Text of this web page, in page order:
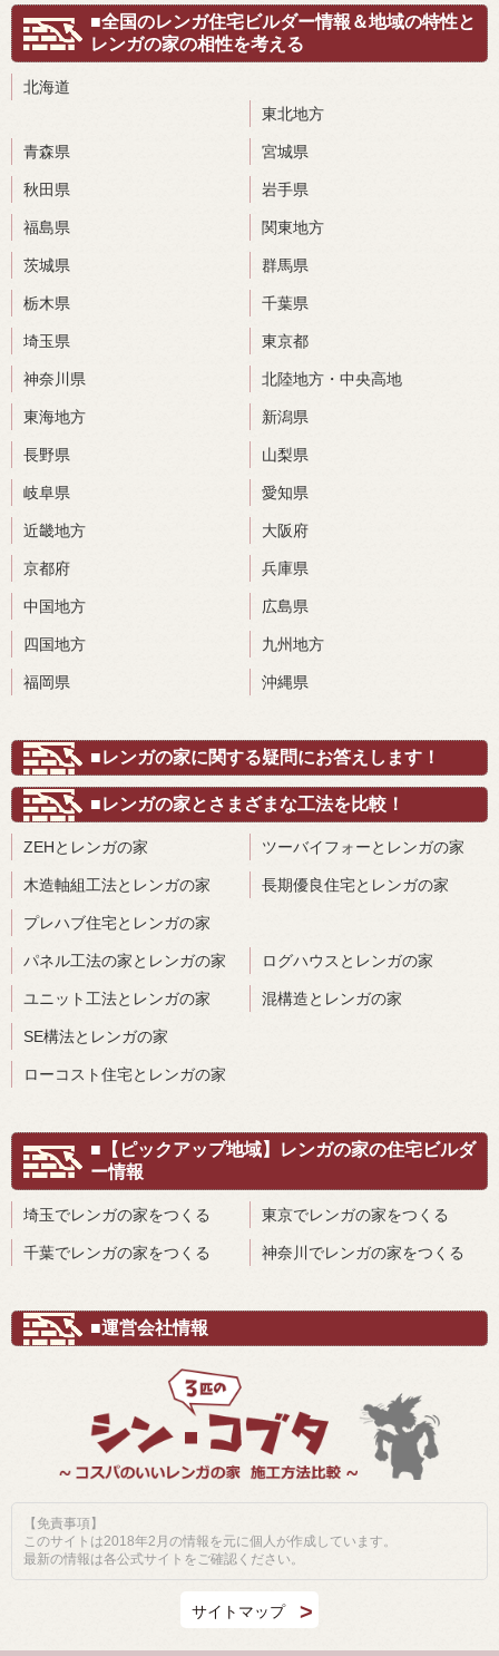
■全国のレンガ住宅ビルダー情報＆地域の特性と
レンガの家の相性を考える
北海道
東北地方
青森県 宮城県
秋田県 岩手県
福島県 関東地方
茨城県 群馬県
栃木県 千葉県
埼玉県 東京都
神奈川県 北陸地方・中央高地
東海地方 新潟県
長野県 山梨県
岐阜県 愛知県
近畿地方 大阪府
京都府 兵庫県
中国地方 広島県
四国地方 九州地方
福岡県 沖縄県
■レンガの家に関する疑問にお答えします！
■レンガの家とさまざまな工法を比較！
ZEHとレンガの家 ツーバイフォーとレンガの家
木造軸組工法とレンガの家 長期優良住宅とレンガの家
プレハブ住宅とレンガの家
パネル工法の家とレンガの家 ログハウスとレンガの家
ユニット工法とレンガの家 混構造とレンガの家
SE構法とレンガの家
ローコスト住宅とレンガの家
■【ピックアップ地域】レンガの家の住宅ビルダ
ー情報
埼玉でレンガの家をつくる 東京でレンガの家をつくる
千葉でレンガの家をつくる 神奈川でレンガの家をつくる
■運営会社情報
【免責事項】
このサイトは2018年2月の情報を元に個人が作成しています。
最新の情報は各公式サイトをご確認ください。
サイトマップ